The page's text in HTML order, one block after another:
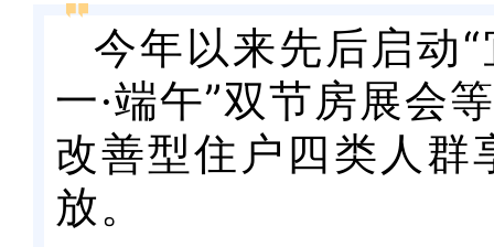
今年以来先后启动
一·端午”双节房展会
改善型住户四类人群
放。